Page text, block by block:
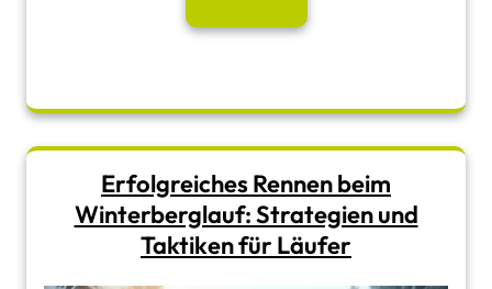
Erfolgreiches Rennen beim
Winterberglauf: Strategien und
Taktiken für Läufer